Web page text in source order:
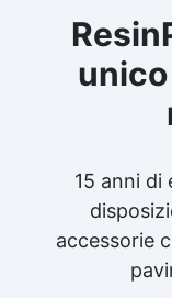
15 anni di
accessorie